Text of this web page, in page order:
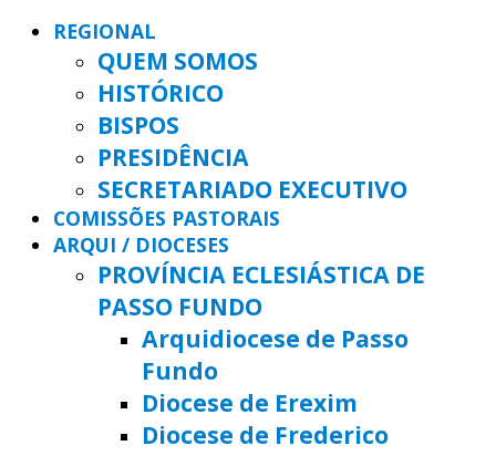
REGIONAL
QUEM SOMOS
HISTÓRICO
BISPOS
PRESIDÊNCIA
SECRETARIADO EXECUTIVO
COMISSÕES PASTORAIS
ARQUI / DIOCESES
PROVÍNCIA ECLESIÁSTICA DE
PASSO FUNDO
Arquidiocese de Passo
Fundo
Diocese de Erexim
Diocese de Frederico